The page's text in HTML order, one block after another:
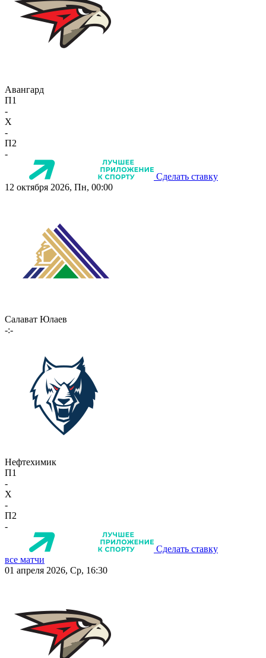
Авангард
П1
-
X
-
П2
-
Сделать ставку
12 октября 2026, Пн, 00:00
Салават Юлаев
-:-
Нефтехимик
П1
-
X
-
П2
-
Сделать ставку
все матчи
01 апреля 2026, Ср, 16:30